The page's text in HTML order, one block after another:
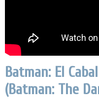
Batman: El
(Batman: The